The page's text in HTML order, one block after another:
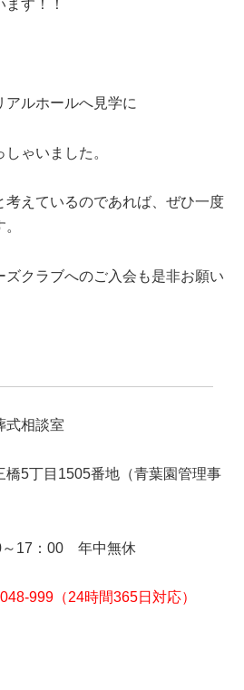
す！！
ルホールへ見学に
ゃいました。
考えているのであれば、ぜひ一度
ズクラブへのご入会も是非お願い
相談室
橋5丁目1505番地（青葉園管理事
～17：00 年中無休
999（24時間365日対応）